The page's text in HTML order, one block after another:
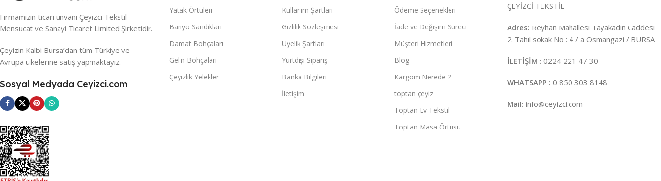
Firmamızın ticari ünvanı Çeyizci Tekstil
Mensucat ve Sanayi Ticaret Limited Şirketidir.
Çeyizin Kalbi Bursa’dan tüm Türkiye ve
Avrupa ülkelerine satış yapmaktayız.
Sosyal Medyada Ceyizci.com
Yatak Örtüleri
Banyo Sandıkları
Damat Bohçaları
Gelin Bohçaları
Çeyizlik Yelekler
Kullanım Şartları
Gizlilik Sözleşmesi
Üyelik Şartları
Yurtdışı Sipariş
Banka Bilgileri
İletişim
Ödeme Seçenekleri
İade ve Değişim Süreci
Müşteri Hizmetleri
Blog
Kargom Nerede ?
toptan çeyiz
Toptan Ev Tekstil
Toptan Masa Örtüsü
ÇEYİZCİ TEKSTİL
Adres: Reyhan Mahallesi Tayakadın Caddesi
2. Tahıl sokak No : 4 / a Osmangazi / BURSA
İLETİŞİM : 0224 221 47 30
WHATSAPP : 0 850 303 8148
Mail: info@ceyizci.com